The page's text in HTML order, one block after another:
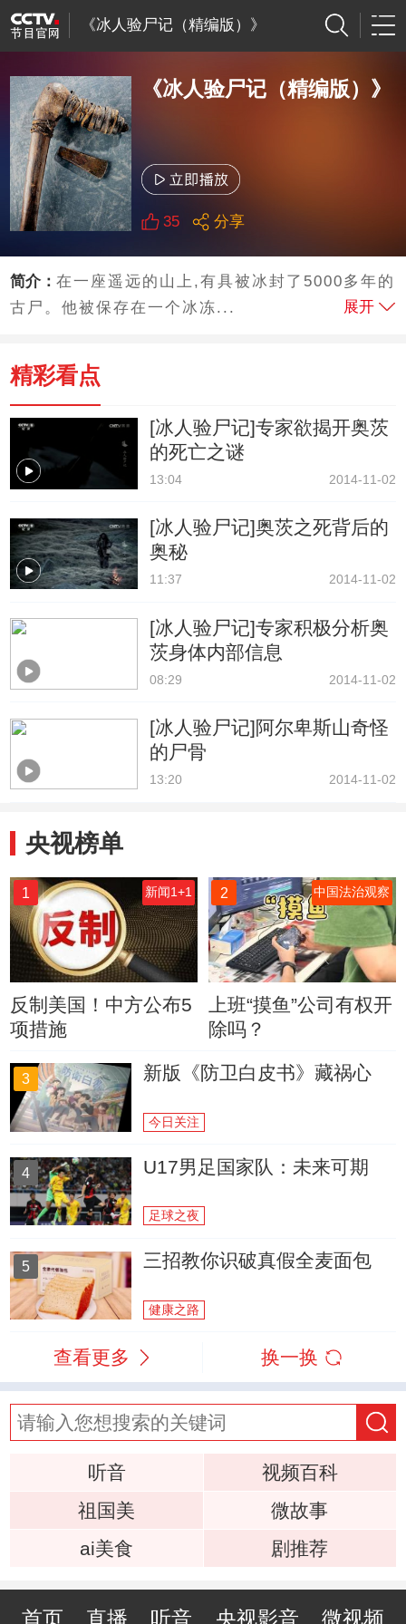
《冰人验尸记（精编版）》
《冰人验尸记（精编版）》
35 分享
简介：在一座遥远的山上,有具被冰封了5000多年的
古尸。他被保存在一个冰冻...
展开
精彩看点
[冰人验尸记]专家欲揭开奥茨
的死亡之谜
13:04 2014-11-02
[冰人验尸记]奥茨之死背后的
奥秘
11:37 2014-11-02
[冰人验尸记]专家积极分析奥
茨身体内部信息
08:29 2014-11-02
[冰人验尸记]阿尔卑斯山奇怪
的尸骨
13:20 2014-11-02
央视榜单
1 新闻1+1
反制美国！中方公布5
项措施
2 中国法治观察
上班“摸鱼”公司有权开
除吗？
3 新版《防卫白皮书》藏祸心
今日关注
4 U17男足国家队：未来可期
足球之夜
5 三招教你识破真假全麦面包
健康之路
查看更多 换一换
听音
视频百科
祖国美
微故事
ai美食
剧推荐
首页 直播 听音 央视影音 微视频